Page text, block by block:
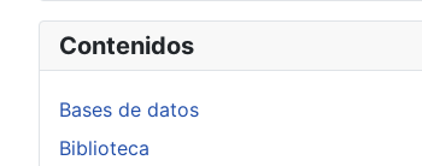
Contenidos
Bases de datos
Biblioteca